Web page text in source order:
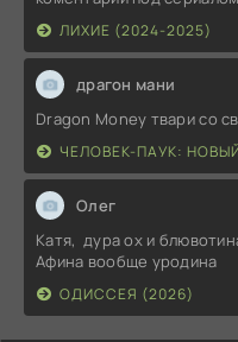
ЛИХИЕ (2024-2025)
драгон мани
Dragon Money твари со
ЧЕЛОВЕК-ПАУК:
Олег
Катя, дура ох и
Афина вообще уродина
ОДИССЕЯ (2026)